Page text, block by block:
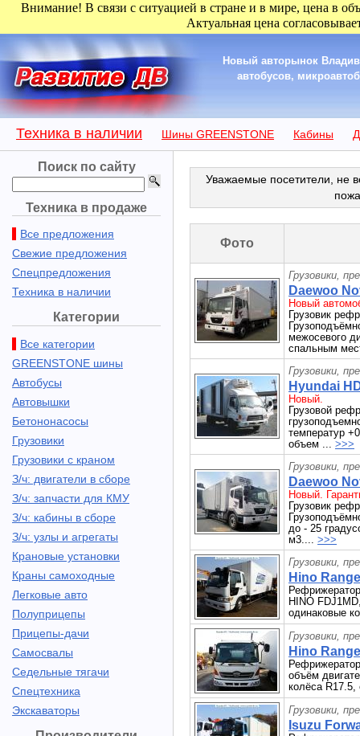
Внимание! В связи с ситуацией в стране и в мире, цена в
Актуальная цена
Новый авторынок
автобусов,
Техника в наличии Шины GREENSTONE Кабины
Поиск по сайту
Техника в продаже
Все предложения
Свежие предложения
Спецпредложения
Техника в наличии
Категории
Все категории
GREENSTONE шины
Автобусы
Автовышки
Бетононасосы
Грузовики
Грузовики с краном
З/ч: двигатели в сборе
З/ч: запчасти для КМУ
З/ч: кабины в сборе
З/ч: узлы и агрегаты
Крановые установки
Краны самоходные
Легковые авто
Полуприцепы
Прицепы-дачи
Самосвалы
Седельные тягачи
Спецтехника
Экскаваторы
Уважаемые посетители, не
Фото
Грузовики,
Daewoo
Новый
Грузовик
межосевого
спальным
Грузовики,
Hyundai
Новый.
Грузовой
температур
объем ... >>>
Грузовики,
Daewoo
Новый.
Грузовик
до - 25
м3.... >>>
Грузовики,
Hino
HINO
одинаковые
Грузовики,
Hino
объём
колёса
Грузовики,
Isuzu